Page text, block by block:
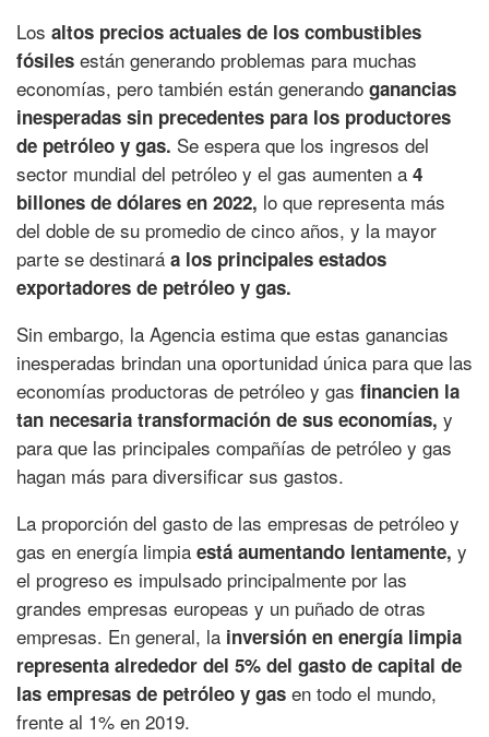
Los altos precios actuales de los combustibles
fósiles están generando problemas para muchas
economías, pero también están generando ganancias
inesperadas sin precedentes para los productores
de petróleo y gas. Se espera que los ingresos del
sector mundial del petróleo y el gas aumenten a 4
billones de dólares en 2022, lo que representa más
del doble de su promedio de cinco años, y la mayor
parte se destinará a los principales estados
exportadores de petróleo y gas.
Sin embargo, la Agencia estima que estas ganancias
inesperadas brindan una oportunidad única para que las
economías productoras de petróleo y gas financien la
tan necesaria transformación de sus economías, y
para que las principales compañías de petróleo y gas
hagan más para diversificar sus gastos.
La proporción del gasto de las empresas de petróleo y
gas en energía limpia está aumentando lentamente, y
el progreso es impulsado principalmente por las
grandes empresas europeas y un puñado de otras
empresas. En general, la inversión en energía limpia
representa alrededor del 5% del gasto de capital de
las empresas de petróleo y gas en todo el mundo,
frente al 1% en 2019.